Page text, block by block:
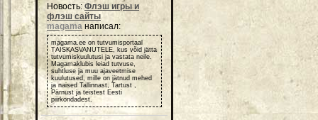
Новость:Флэш игры и
флэш сайты
magama написал:
magama.ee on tutvumisportaal
TÄISKASVANUTELE, kus võid jätta
tutvumiskuulutusi ja vastata neile.
Magamaklubis leiad tutvuse,
suhtluse ja muu ajaveetmise
kuulutused, mille on jätnud mehed
ja naised Tallinnast, Tartust ,
Pärnust ja teistest Eesti
piirkondadest.